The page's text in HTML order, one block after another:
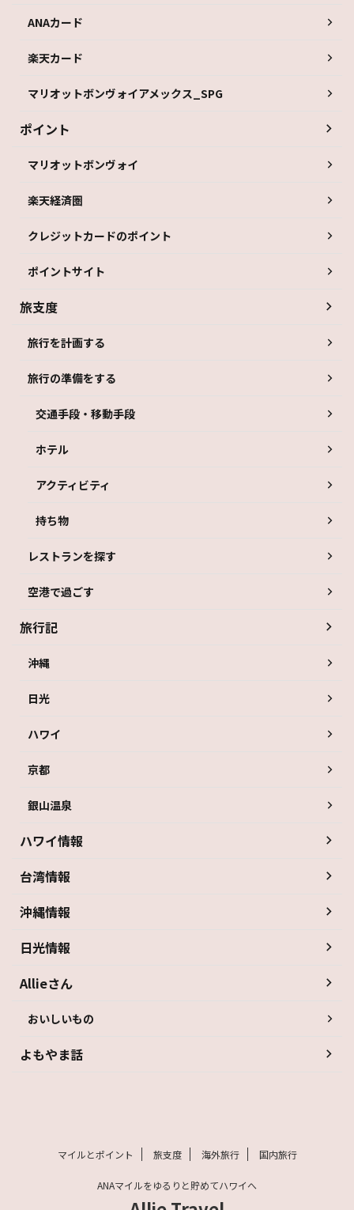
ANAカード
楽天カード
マリオットボンヴォイアメックス_SPG
ポイント
マリオットボンヴォイ
楽天経済圏
クレジットカードのポイント
ポイントサイト
旅支度
旅行を計画する
旅行の準備をする
交通手段・移動手段
ホテル
アクティビティ
持ち物
レストランを探す
空港で過ごす
旅行記
沖縄
日光
ハワイ
京都
銀山温泉
ハワイ情報
台湾情報
沖縄情報
日光情報
Allieさん
おいしいもの
よもやま話
マイルとポイント 旅支度 海外旅行 国内旅行
ANAマイルをゆるりと貯めてハワイへ